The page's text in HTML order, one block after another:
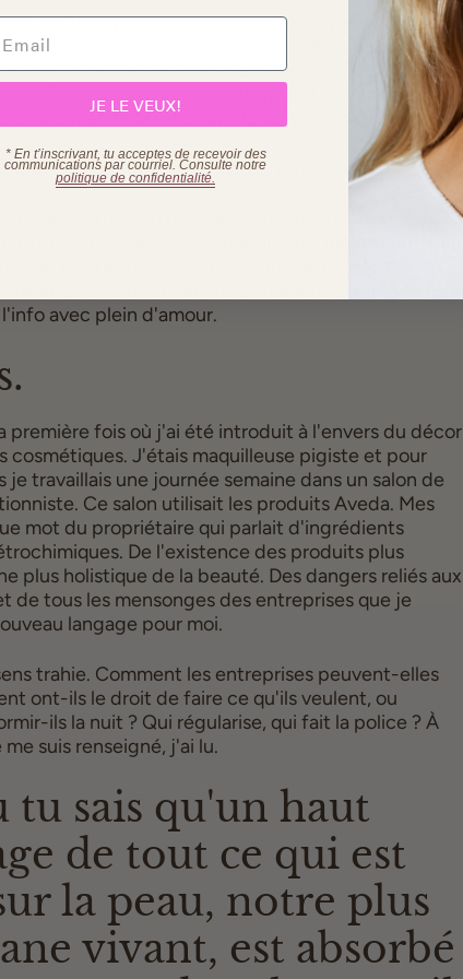
je fume parfois une cigarette. Je prends encore
moins - mais ça m'arrive d'aller chez Zara et
mes choix, je suis conscient de l'envers du décor,
Parce que je me suis informé et que mon
me mettre la tête dans le sable
de toute façon.
sois accro à ton mascara Lancôme et à ton
m'en fous. Moi aussi j'ai encore des incontournables
suis pas prête à laisser de côté. Je ne suis pas là
et te sermonner, mais vraiment comme une
avec plein d'amour.
première fois où j'ai été introduit à l'envers du décor
cosmétiques. J'étais maquilleuse pigiste et pour
je travaillais une journée semaine dans un salon de
Ce salon utilisait les produits Aveda. Mes
mot du propriétaire qui parlait d'ingrédients
De l'existence des produits plus
plus holistique de la beauté. Des dangers reliés aux
de tous les mensonges des entreprises que je
langage pour moi.
trahie. Comment les entreprises peuvent-elles
ont-ils le droit de faire ce qu'ils veulent, ou
ils la nuit ? Qui régularise, qui fait la police ? À
suis renseigné, j'ai lu.
tu sais qu'un haut
de tout ce qui est
la peau, notre plus
vivant, est absorbé
JE LE VEUX!
* En t’inscrivant, tu acceptes de recevoir des
communications par courriel. Consulte notre
politique de confidentialité.